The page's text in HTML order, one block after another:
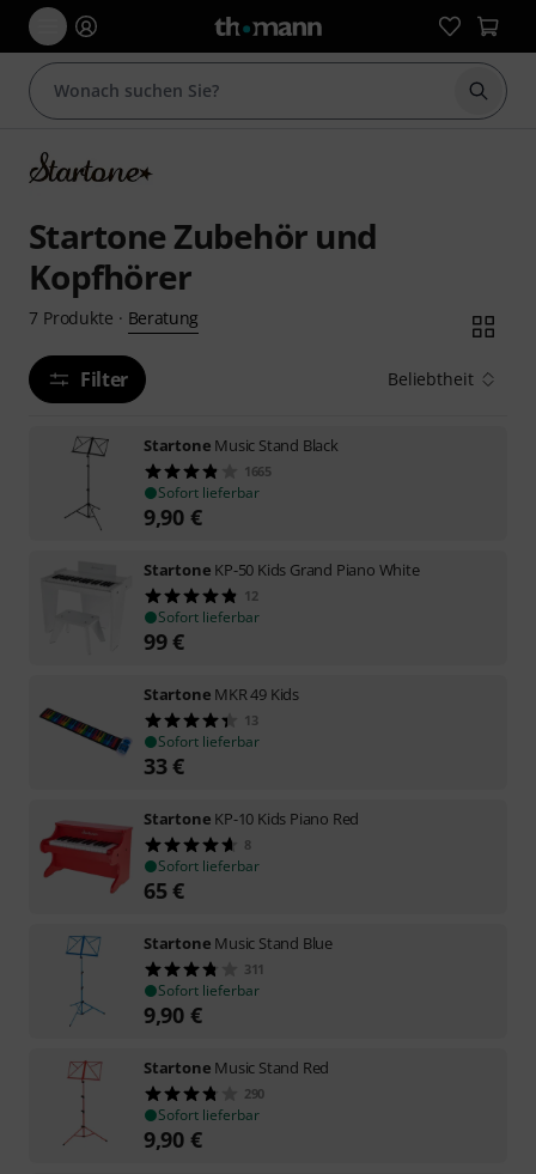
Suche
Startone Zubehör und
Kopfhörer
7 Produkte · Beratung
Filter Beliebtheit
Startone Music Stand Black
1665
Sofort lieferbar
9,90 €
Startone KP-50 Kids Grand Piano White
12
Sofort lieferbar
99€
Startone MKR 49 Kids
13
Sofort lieferbar
33€
Startone KP-10 Kids Piano Red
8
Sofort lieferbar
65€
Startone Music Stand Blue
311
Sofort lieferbar
9,90 €
Startone Music Stand Red
290
Sofort lieferbar
9,90 €